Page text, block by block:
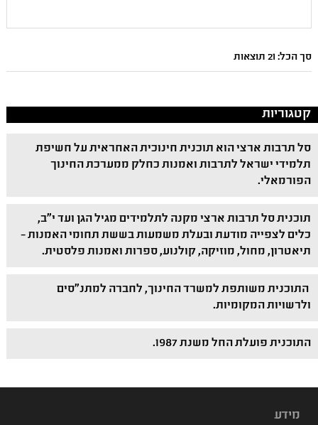
סך הכל: 21 תוצאות
קטגוריות
סל תרבות ארצי הוא תוכנית חינוכית האחראית על חשיפת
תלמידי ישראל לתרבות ואמנות כחלק ממערכת החינוך
הפורמאלי.
תוכנית סל תרבות ארצי מקנה לתלמידים מגיל הגן ועד י"ב,
כלים לצפייה מודעת ובעלת משמעות בששת תחומי האמנות –
תיאטרון, מחול, מוזיקה, קולנוע, ספרות ואמנות פלסטית.
התוכנית משותפת למשרד החינוך, לחברה למתנ"סים
ולרשויות המקומיות.
התוכנית פועלת החל משנת 1987.
מידע